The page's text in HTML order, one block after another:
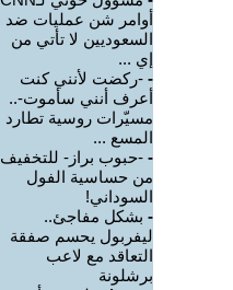
أوامر شن عمليات ضد
السعوديين لا تأتي من
إي ...
- -ركضت لأنني كنت
أعرف أنني سأموت-..
مسيّرات روسية تطارد
المسع ...
- -حبوب براز- للتخفيف
من حساسية الفول
السوداني!
- بشكل مفاجئ..
ليفربول يحسم صفقة
التعاقد مع لاعب
برشلونة